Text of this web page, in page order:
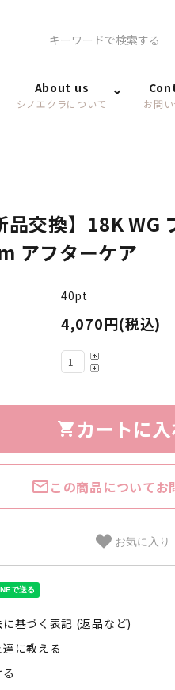
About us
シノエクラについて お問
品交換】18K WG
アフターケア
40pt
4,070円(税込)
shopping_cart カートに
mail_outlineこの商品についてお
お気に入り
基づく表記 (返品など)
に教える